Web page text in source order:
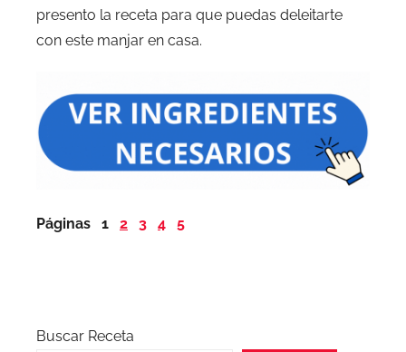
presento la receta para que puedas deleitarte
con este manjar en casa.
Páginas 1 2 3 4 5
Buscar Receta